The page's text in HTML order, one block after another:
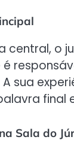
central, o
sua
final
Sala do